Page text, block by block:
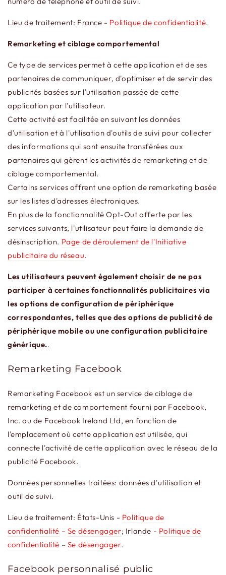
Lieu de traitement: France - Politique de confidentialité.
Remarketing et ciblage comportemental
Ce type de services permet à cette application et de ses
partenaires de communiquer, d'optimiser et de servir des
publicités basées sur l'utilisation passée de cette
application par l'utilisateur.
Cette activité est facilitée en suivant les données
d'utilisation et à l'utilisation d'outils de suivi pour collecter
des informations qui sont ensuite transférées aux
partenaires qui gèrent les activités de remarketing et de
ciblage comportemental.
Certains services offrent une option de remarketing basée
sur les listes d'adresses électroniques.
En plus de la fonctionnalité Opt-Out offerte par les
services suivants, l'utilisateur peut faire la demande de
désinscription. Page de déroulement de l'Initiative
publicitaire du réseau.
Les utilisateurs peuvent également choisir de ne pas
participer à certaines fonctionnalités publicitaires via
les options de configuration de périphérique
correspondantes, telles que des options de publicité de
périphérique mobile ou une configuration publicitaire
générique..
Remarketing Facebook
Remarketing Facebook est un service de ciblage de
remarketing et de comportement fourni par Facebook,
Inc. ou de Facebook Ireland Ltd, en fonction de
l'emplacement où cette application est utilisée, qui
connecte l'activité de cette application avec le réseau de la
publicité Facebook.
Données personnelles traitées: données d'utilisation et
outil de suivi.
Lieu de traitement: États-Unis - Politique de
confidentialité – Se désengager; Irlande - Politique de
confidentialité – Se désengager.
Facebook personnalisé public